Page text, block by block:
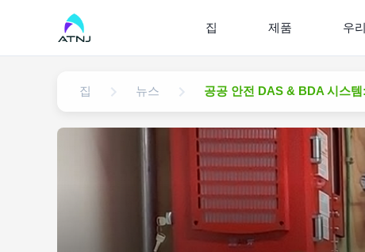
집 제품 우
집 뉴스 공공 안전 DAS & BDA 시스